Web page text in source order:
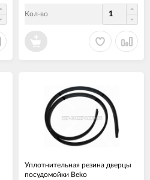
Кол-во
Уплотнительная резина дверцы
посудомойки Beko